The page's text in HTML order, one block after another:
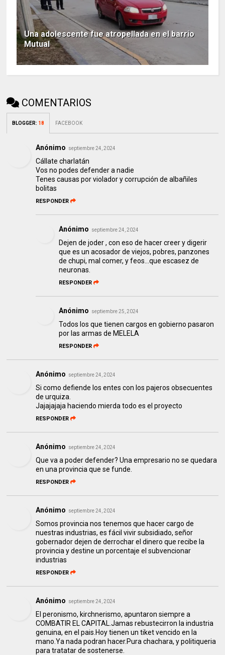
Una adolescente fue atropellada en el barrio
Mutual
COMENTARIOS
BLOGGER: 18 FACEBOOK
Anónimo septiembre 24, 2024
Cállate charlatán
Vos no podes defender a nadie
Tenes causas por violador y corrupción de albañiles
bolitas
RESPONDER
Anónimo septiembre 24, 2024
Dejen de joder , con eso de hacer creer y digerir
que es un acosador de viejos, pobres, panzones
de chupi, mal comer, y feos...que escasez de
neuronas.
RESPONDER
Anónimo septiembre 25, 2024
Todos los que tienen cargos en gobierno pasaron
por las armas de MELELA
RESPONDER
Anónimo septiembre 24, 2024
Si como defiende los entes con los pajeros obsecuentes
de urquiza.
Jajajajaja haciendo mierda todo es el proyecto
RESPONDER
Anónimo septiembre 24, 2024
Que va a poder defender? Una empresario no se quedara
en una provincia que se funde.
RESPONDER
Anónimo septiembre 24, 2024
Somos provincia nos tenemos que hacer cargo de
nuestras industrias, es fácil vivir subsidiado, señor
gobernador dejen de derrochar el dinero que recibe la
provincia y destine un porcentaje el subvencionar
industrias
RESPONDER
Anónimo septiembre 24, 2024
El peronismo, kirchnerismo, apuntaron siempre a
COMBATIR EL CAPITAL.Jamas rebustecirron la industria
genuina, en el pais.Hoy tienen un tiket vencido en la
mano.Ya nada podran hacer.Pura chachara, y politiqueria
para tratatar de sostenerse.